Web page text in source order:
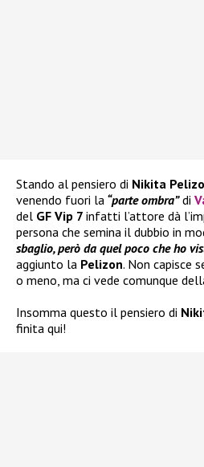
Stando al pensiero di Nikita
venendo fuori la “parte ombra”di
del GF Vip 7 infatti l’attore dà
persona che semina il dubbio in
sbaglio, però da quel poco che ho
aggiunto la Pelizon. Non capisce
o meno, ma ci vede comunque
Insomma questo il pensiero di
finita qui!